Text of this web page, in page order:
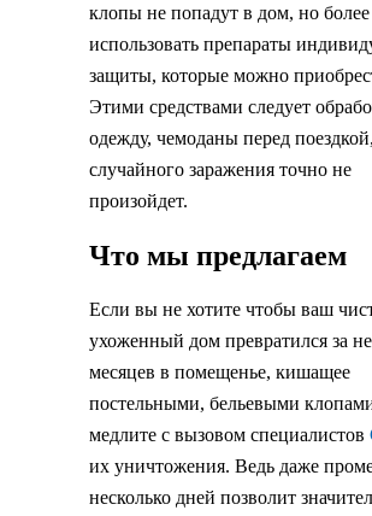
клопы не попадут в дом, но
использовать препараты
защиты, которые можно
Этими средствами следует
одежду, чемоданы перед
случайного заражения точно не
произойдет.
Что мы предлагаем
Если вы не хотите чтобы ваш
ухоженный дом превратился за
месяцев в помещенье, кишащее
постельными, бельевыми
медлите с вызовом специалистов
их уничтожения. Ведь даже
несколько дней позволит